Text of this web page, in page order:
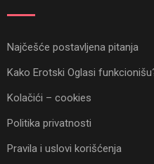
Najčešće postavljena pitanja
Kako Erotski Oglasi
Kolačići – cookies
Politika privatnosti
Pravila i uslovi korišćenja